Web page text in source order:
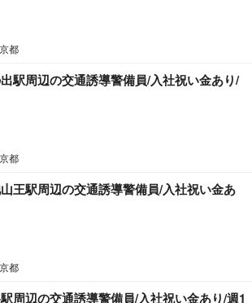
都
駅周辺の交通誘導警備員/入社祝い金あり/
都
王駅周辺の交通誘導警備員/入社祝い金あ
都
周辺の交通誘導警備員/入社祝い金あり/週1